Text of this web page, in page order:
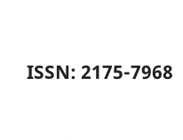
ISSN: 2175-7968